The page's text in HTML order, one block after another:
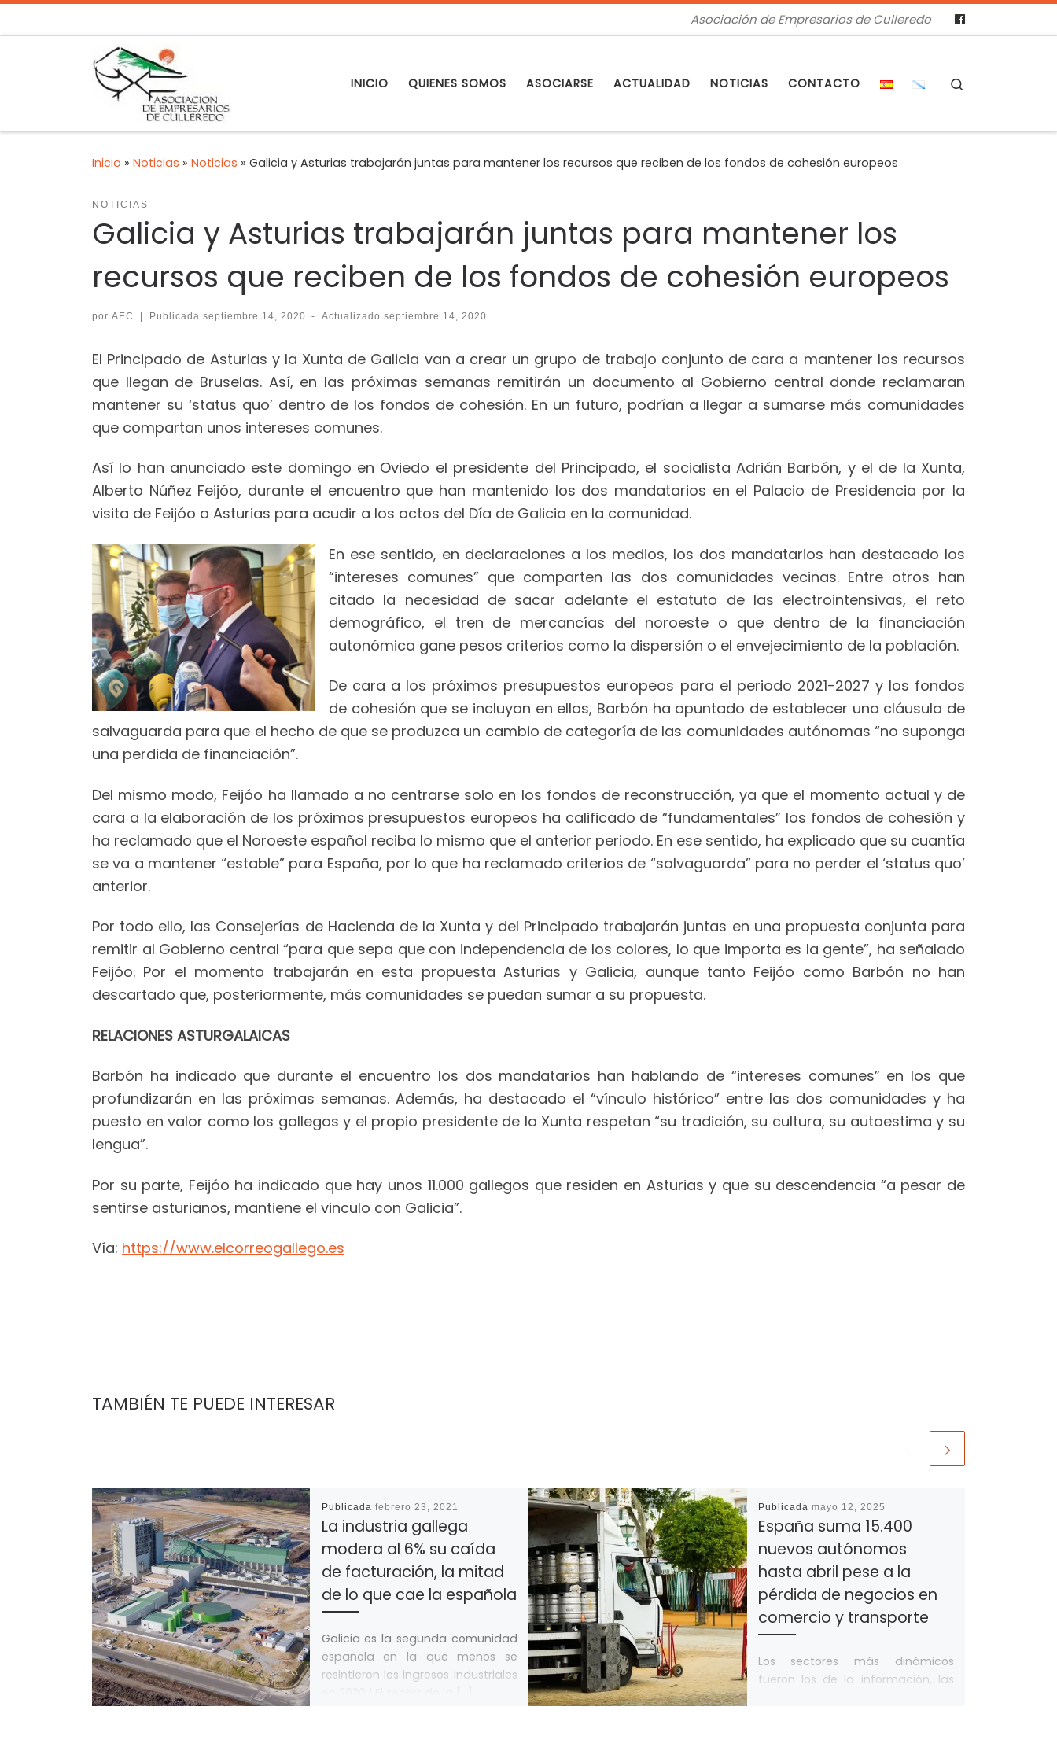
Asociación de Empresarios de Culleredo
INICIO QUIENES SOMOS ASOCIARSE ACTUALIDAD NOTICIAS CONTACTO
Inicio » Noticias » Noticias » Galicia y Asturias trabajarán juntas para mantener los recursos que reciben de los fondos de cohesión europeos
NOTICIAS
Galicia y Asturias trabajarán juntas para mantener los
recursos que reciben de los fondos de cohesión europeos
por AEC | Publicada septiembre 14, 2020 - Actualizadoseptiembre 14, 2020
El Principado de Asturias y la Xunta de Galicia van a crear un grupo de trabajo conjunto de cara a mantener los recursos
que llegan de Bruselas. Así, en las próximas semanas remitirán un documento al Gobierno central donde reclamaran
mantener su ‘status quo’ dentro de los fondos de cohesión. En un futuro, podrían a llegar a sumarse más comunidades
que compartan unos intereses comunes.
Así lo han anunciado este domingo en Oviedo el presidente del Principado, el socialista Adrián Barbón, y el de la Xunta,
Alberto Núñez Feijóo, durante el encuentro que han mantenido los dos mandatarios en el Palacio de Presidencia por la
visita de Feijóo a Asturias para acudir a los actos del Día de Galicia en la comunidad.
En ese sentido, en declaraciones a los medios, los dos mandatarios han destacado los
“intereses comunes” que comparten las dos comunidades vecinas. Entre otros han
citado la necesidad de sacar adelante el estatuto de las electrointensivas, el reto
demográfico, el tren de mercancías del noroeste o que dentro de la financiación
autonómica gane pesos criterios como la dispersión o el envejecimiento de la población.
De cara a los próximos presupuestos europeos para el periodo 2021-2027 y los fondos
de cohesión que se incluyan en ellos, Barbón ha apuntado de establecer una cláusula de
salvaguarda para que el hecho de que se produzca un cambio de categoría de las comunidades autónomas “no suponga
una perdida de financiación”.
Del mismo modo, Feijóo ha llamado a no centrarse solo en los fondos de reconstrucción, ya que el momento actual y de
cara a la elaboración de los próximos presupuestos europeos ha calificado de “fundamentales” los fondos de cohesión y
ha reclamado que el Noroeste español reciba lo mismo que el anterior periodo. En ese sentido, ha explicado que su cuantía
se va a mantener “estable” para España, por lo que ha reclamado criterios de “salvaguarda” para no perder el ‘status quo’
anterior.
Por todo ello, las Consejerías de Hacienda de la Xunta y del Principado trabajarán juntas en una propuesta conjunta para
remitir al Gobierno central “para que sepa que con independencia de los colores, lo que importa es la gente”, ha señalado
Feijóo. Por el momento trabajarán en esta propuesta Asturias y Galicia, aunque tanto Feijóo como Barbón no han
descartado que, posteriormente, más comunidades se puedan sumar a su propuesta.
RELACIONES ASTURGALAICAS
Barbón ha indicado que durante el encuentro los dos mandatarios han hablando de “intereses comunes” en los que
profundizarán en las próximas semanas. Además, ha destacado el “vínculo histórico” entre las dos comunidades y ha
puesto en valor como los gallegos y el propio presidente de la Xunta respetan “su tradición, su cultura, su autoestima y su
lengua”.
Por su parte, Feijóo ha indicado que hay unos 11.000 gallegos que residen en Asturias y que su descendencia “a pesar de
sentirse asturianos, mantiene el vinculo con Galicia”.
Vía: https://www.elcorreogallego.es
TAMBIÉN TE PUEDE INTERESAR
Publicada febrero 23, 2021
La industria gallega
modera al 6% su caída
de facturación, la mitad
de lo que cae la española
Galicia es la segunda comunidad
española en la que menos se
resintieron los ingresos industriales
Publicada mayo 12, 2025
España suma 15.400
nuevos autónomos
hasta abril pese a la
pérdida de negocios en
comercio y transporte
Los sectores más dinámicos
fueron los de la información, las